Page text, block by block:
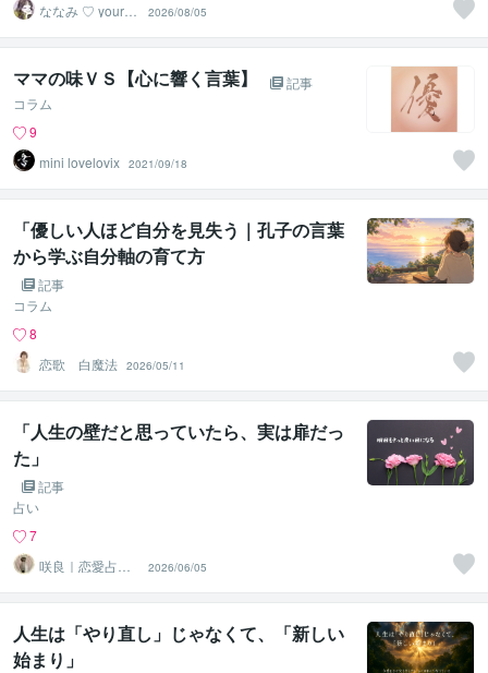
ななみ ♡ your h
eart 恋占い
2026/08/05
ママの味ＶＳ【心に響く言葉】
記事
コラム
9
mini lovelovix 2021/09/18
「優しい人ほど自分を見失う｜孔子の言葉
から学ぶ自分軸の育て方
記事
コラム
8
恋歌 白魔法 2026/05/11
「人生の壁だと思っていたら、実は扉だっ
た」
記事
占い
7
咲良｜恋愛占い
心導師
2026/06/05
人生は「やり直し」じゃなくて、「新しい
始まり」